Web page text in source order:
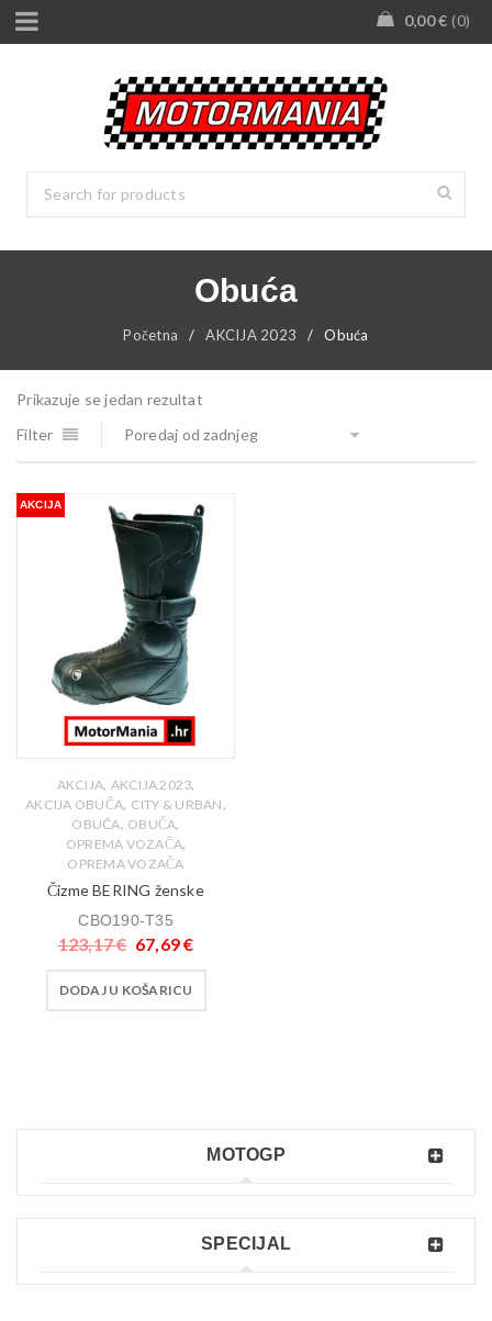
0,00€ 0
Obuća
Početna / AKCIJA 2023 / Obuća
MOTOGP
SPECIJAL
Prikazuje se jedan rezultat
Filter
Poredaj od zadnjeg
AKCIJA
AKCIJA, AKCIJA 2023,
AKCIJA OBUČA, CITY & URBAN,
OBUĆA, OBUČA,
OPREMA VOZAČA,
OPREMA VOZAČA
Čizme BERING ženske
CBO190-T35
123,17€ 67,69€
DODAJ U KOŠARICU